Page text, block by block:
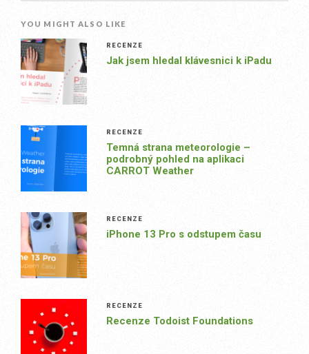
YOU MIGHT ALSO LIKE
RECENZE
Jak jsem hledal klávesnici k iPadu
RECENZE
Temná strana meteorologie –
podrobný pohled na aplikaci
CARROT Weather
RECENZE
iPhone 13 Pro s odstupem času
RECENZE
Recenze Todoist Foundations